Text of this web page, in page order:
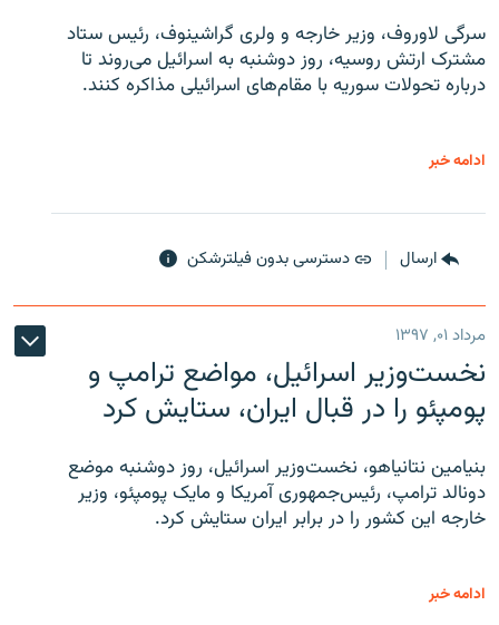
سرگی لاوروف، وزیر خارجه و ولری گراشینوف، رئیس ستاد
مشترک ارتش روسیه، روز دوشنبه به اسرائیل می‌روند تا
درباره تحولات سوریه با مقام‌های اسرائیلی مذاکره کنند.
ادامه خبر
ارسال دسترسی بدون فیلترشکن
مرداد ۰۱, ۱۳۹۷
نخست‌وزیر اسرائیل، مواضع ترامپ و
پومپئو را در قبال ایران، ستایش کرد
بنیامین نتانیاهو، نخست‌وزیر اسرائیل، روز دوشنبه موضع
دونالد ترامپ، رئیس‌جمهوری آمریکا و مایک پومپئو، وزیر
خارجه این کشور را در برابر ایران ستایش کرد.
ادامه خبر